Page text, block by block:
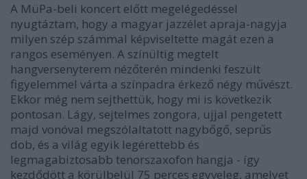
A MüPa-beli koncert előtt megelégedéssel
nyugtáztam, hogy a magyar jazzélet apraja-nagyja
milyen szép számmal képviseltette magát ezen a
rangos eseményen. A színültig megtelt
hangversenyterem nézőterén mindenki feszült
figyelemmel várta a színpadra érkező négy művészt.
Ekkor még nem sejthettük, hogy mi is következik
pontosan. Lágy, sejtelmes zongora, ujjal pengetett
majd vonóval megszólaltatott nagybőgő, seprűs
dob, és a világ egyik legérettebb és
legmagabiztosabb tenorszaxofon hangja - így
kezdődött a körülbelül 75 perces egyveleg, amelyet